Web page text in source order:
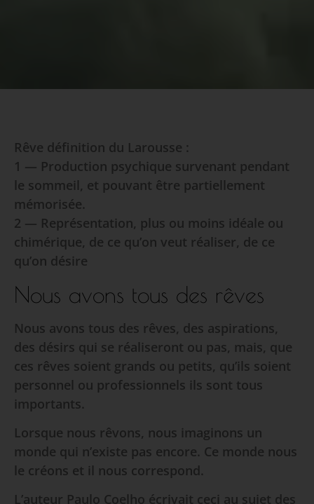
Rêve définition du Larousse :
1 — Production psychique survenant pendant
le sommeil, et pouvant être partiellement
mémorisée.
2 — Représentation, plus ou moins idéale ou
chimérique, de ce qu’on veut réaliser, de ce
qu’on désire
Nous avons tous des rêves
Nous avons tous des rêves, des aspirations,
des désirs qui se réaliseront ou pas, mais, que
ces rêves soient grands ou petits, qu’ils soient
personnel ou professionnels ils sont tous
importants.
Lorsque nous rêvons, nous imaginons un
monde qui n’existe pas encore. Ce monde nous
le créons et il nous correspond.
L’auteur Paulo Coelho écrivait ceci au sujet des